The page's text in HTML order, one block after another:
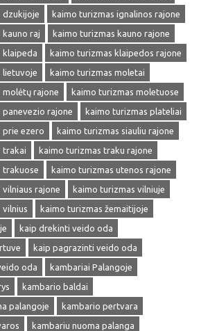
dzukijoje
kaimo turizmas ignalinos rajone
kauno raj
kaimo turizmas kauno rajone
klaipeda
kaimo turizmas klaipedos rajone
lietuvoje
kaimo turizmas moletai
molėtų rajone
kaimo turizmas moletuose
panevezio rajone
kaimo turizmas plateliai
prie ezero
kaimo turizmas siauliu rajone
trakai
kaimo turizmas traku rajone
trakuose
kaimo turizmas utenos rajone
rajone
kaimo turizmas vilniuje
vilnius
kaimo turizmas žemaitijoje
kaip drekinti veido oda
kaip pagrazinti veido oda
oda
kambariai Palangoje
kambario baldai
palangoje
kambario pertvara
kambariu nuoma palanga